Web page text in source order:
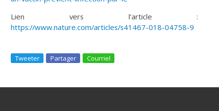
Lien vers l’article :
https://www.nature.com/articles/s41467-018-04758-9
Tweeter Partager Courriel